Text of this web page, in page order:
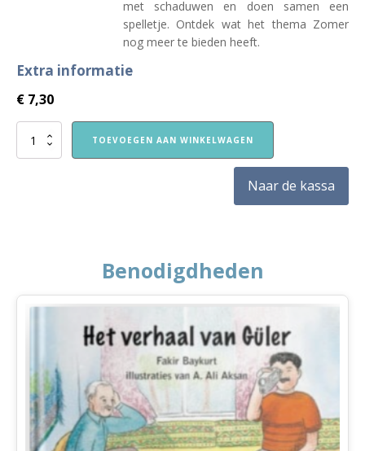
met schaduwen en doen samen een
spelletje. Ontdek wat het thema Zomer
nog meer te bieden heeft.
Extra informatie
€ 7,30
VVE
TOEVOEGEN AAN WINKELWAGEN
Naar de kassa
Benodigdheden